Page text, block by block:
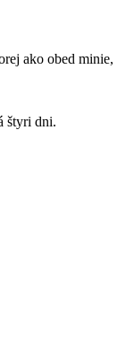
ako obed minie,
štyri dni.